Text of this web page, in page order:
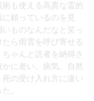
も使える高貴な霊的
頼っているのを見
ものなんだなと笑っ
ら雨雲を呼び寄せる
ゃんと読者を納得さ
に老い、病気、自然
の受け入れ方に違い
。